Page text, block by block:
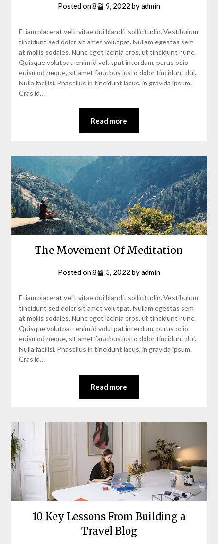
Posted on8월 9, 2022 byadmin
Etiam placerat velit vitae dui blandit sollicitudin. Vestibulum
tincidunt sed dolor sit amet volutpat. Nullam egestas sem
at mollis sodales. Nunc eget lacinia eros, ut tincidunt nunc.
Quisque volutpat, enim id volutpat interdum, purus odio
euismod neque, sit amet faucibus justo dolor tincidunt dui.
Nulla facilisi. Phasellus in tincidunt lacus, in gravida ipsum.
Cras id…
Read more
The Movement Of Meditation
Posted on8월 3, 2022 byadmin
Etiam placerat velit vitae dui blandit sollicitudin. Vestibulum
tincidunt sed dolor sit amet volutpat. Nullam egestas sem
at mollis sodales. Nunc eget lacinia eros, ut tincidunt nunc.
Quisque volutpat, enim id volutpat interdum, purus odio
euismod neque, sit amet faucibus justo dolor tincidunt dui.
Nulla facilisi. Phasellus in tincidunt lacus, in gravida ipsum.
Cras id…
Read more
10 Key Lessons From Building a
Travel Blog